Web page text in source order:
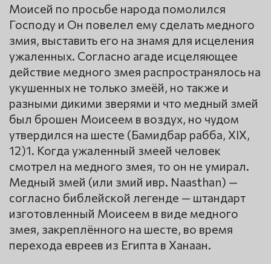
Моисей по просьбе народа помолился
Господу и Он повелел ему сделать медного
змия, выставить его на знамя для исцеления
ужаленных. Согласно агаде исцеляющее
действие медного змея распространялось на
укушенных не только змеёй, но также и
разными дикими зверями и что медный змей
был брошен Моисеем в воздух, но чудом
утвердился на шесте (Бамидбар рабба, XIX,
12)1. Когда ужаленный змеей человек
смотрел на медного змея, то он не умирал.
Медный змей (или змий ивр. Naasthan) —
согласно библейской легенде — штандарт
изготовленный Моисеем в виде медного
змея, закреплённого на шесте, во время
перехода евреев из Египта в Ханаан.